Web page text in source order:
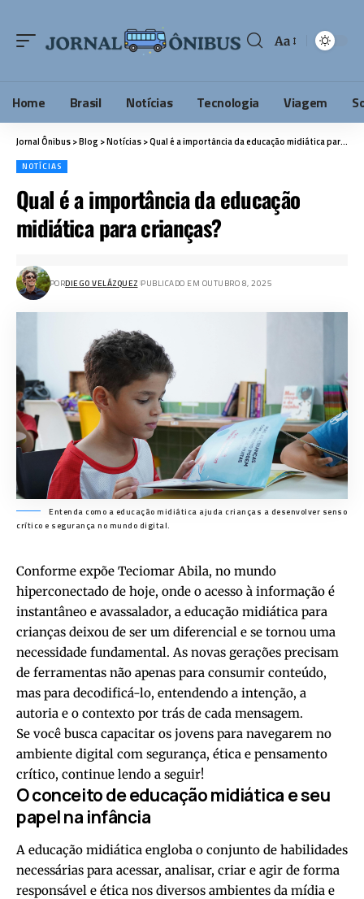
Aa
Home Brasil Notícias Tecnologia Viagem
Jornal Ônibus>Blog >Notícias>Qual é a importância da educação midiática para crianças?
NOTÍCIAS
Qual é a importância da educação
midiática para crianças?
PORDIEGO VELÁZQUEZ PUBLICADO EM OUTUBRO 8, 2025
Entenda como a educação midiática ajuda crianças a desenvolver senso
crítico e segurança no mundo digital.
Conforme expõe Teciomar Abila, no mundo
hiperconectado de hoje, onde o acesso à informação é
instantâneo e avassalador, a educação midiática para
crianças deixou de ser um diferencial e se tornou uma
necessidade fundamental. As novas gerações precisam
de ferramentas não apenas para consumir conteúdo,
mas para decodificá-lo, entendendo a intenção, a
autoria e o contexto por trás de cada mensagem.
Se você busca capacitar os jovens para navegarem no
ambiente digital com segurança, ética e pensamento
crítico, continue lendo a seguir!
O conceito de educação midiática e seu
papel na infância
A educação midiática engloba o conjunto de habilidades
necessárias para acessar, analisar, criar e agir de forma
responsável e ética nos diversos ambientes da mídia e